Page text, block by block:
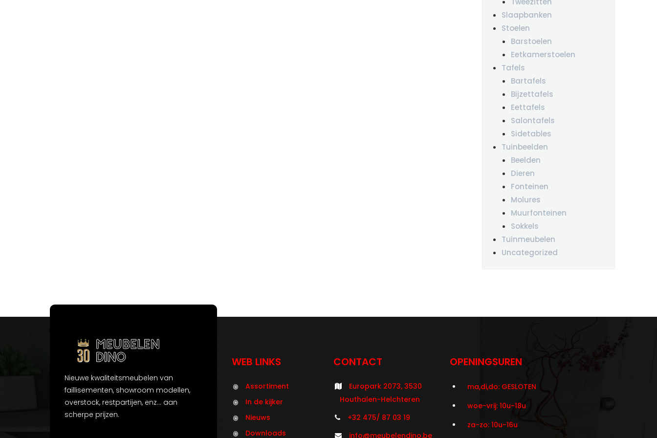
Slaapbanken
Stoelen
Barstoelen
Eetkamerstoelen
Tafels
Bartafels
Bijzettafels
Eettafels
Salontafels
Sidetables
Tuinbeelden
Beelden
Dieren
Fonteinen
Molures
Muurfonteinen
Sokkels
Tuinmeubelen
Uncategorized
Nieuwe kwaliteitsmeubelen van
faillisementen, showroom modellen,
overstock, restpartijen, enz... aan
scherpe prijzen.
WEB LINKS
Assortiment
In de kijker
Nieuws
Downloads
CONTACT
Europark 2073, 3530
Houthalen-Helchteren
+32 475/ 87 03 19
info@meubelendino.be
OPENINGSUREN
ma,di,do: GESLOTEN
woe-vrij: 10u-18u
za-zo: 10u-16u